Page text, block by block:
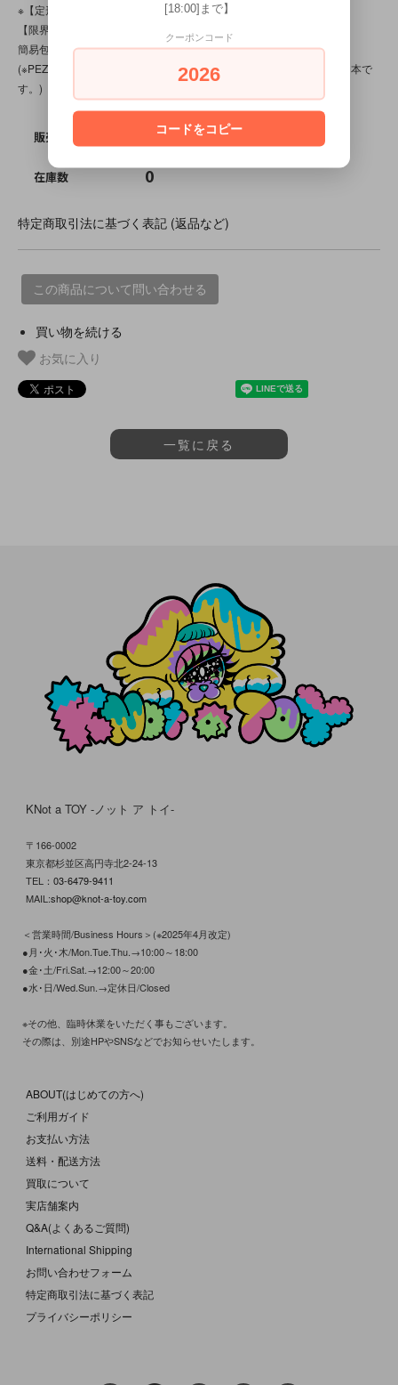
※【定形外対応商品】・【サイズ規格外】です。
【限界個数】は【5個/点】･【送料】は200～510円です。
簡易包装です。
(※PEZ/ペッツのスタンダードディスペンサーのみであれば限界個数10本で
す。)
販売価格 SOLD OUT
在庫数 0
特定商取引法に基づく表記 (返品など)
この商品について問い合わせる
買い物を続ける
お気に入り
一覧に戻る
KNot a TOY -ノット ア トイ-
〒166-0002
東京都杉並区高円寺北2-24-13
TEL： 03-6479-9411
MAIL:shop@knot-a-toy.com
＜営業時間/Business Hours＞(※2025年4月改定)
●月･火･木/Mon.Tue.Thu.→10:00～18:00
●金･土/Fri.Sat.→12:00～20:00
●水･日/Wed.Sun.→定休日/Closed
※その他、臨時休業をいただく事もございます。
その際は、別途HPやSNSなどでお知らせいたします。
ABOUT(はじめての方へ)
ご利用ガイド
お支払い方法
送料・配送方法
買取について
実店舗案内
Q&A(よくあるご質問)
International Shipping
お問い合わせフォーム
特定商取引法に基づく表記
プライバシーポリシー
[18:00]まで】
クーポンコード
2026
コードをコピー